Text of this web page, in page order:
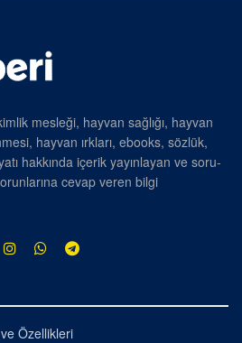
mesleği, hayvan sağlığı, hayvan
hayvan ırkları, ebooks, sözlük,
hakkında içerik yayınlayan ve soru-
cevap veren bilgi
Özellikleri